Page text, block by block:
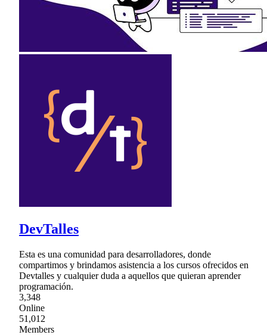
DevTalles
Esta es una comunidad para desarrolladores, donde
compartimos y brindamos asistencia a los cursos ofrecidos en
Devtalles y cualquier duda a aquellos que quieran aprender
programación.
3,348
Online
51,012
Members